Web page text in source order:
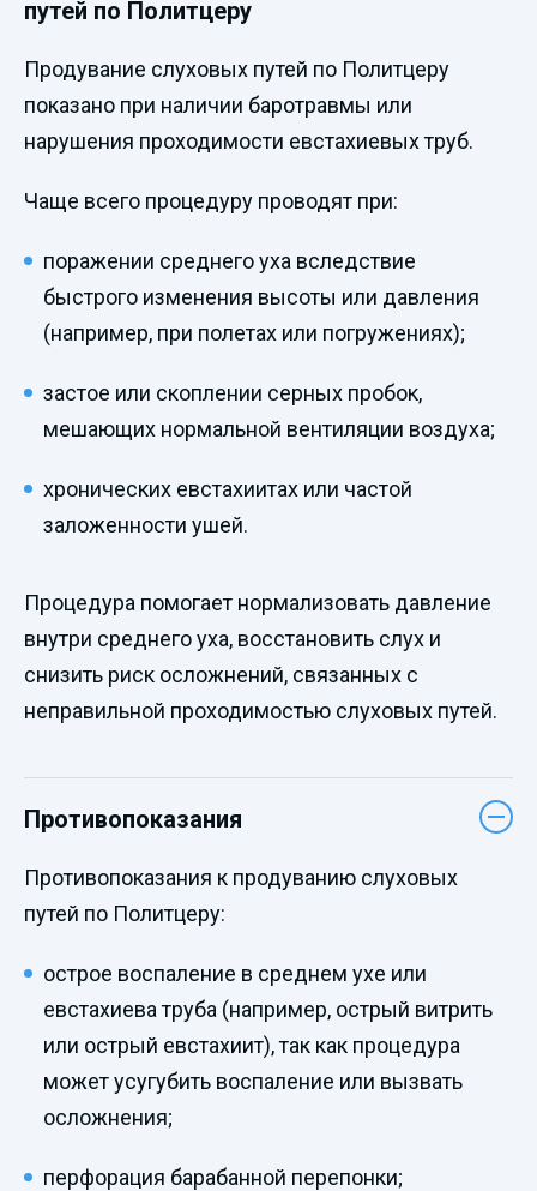
путей по Политцеру
Продувание слуховых путей по Политцеру
показано при наличии баротравмы или
нарушения проходимости евстахиевых труб.
Чаще всего процедуру проводят при:
поражении среднего уха вследствие
быстрого изменения высоты или давления
(например, при полетах или погружениях);
застое или скоплении серных пробок,
мешающих нормальной вентиляции воздуха;
хронических евстахиитах или частой
заложенности ушей.
Процедура помогает нормализовать давление
внутри среднего уха, восстановить слух и
снизить риск осложнений, связанных с
неправильной проходимостью слуховых путей.
Противопоказания
Противопоказания к продуванию слуховых
путей по Политцеру:
острое воспаление в среднем ухе или
евстахиева труба (например, острый витрить
или острый евстахиит), так как процедура
может усугубить воспаление или вызвать
осложнения;
перфорация барабанной перепонки;